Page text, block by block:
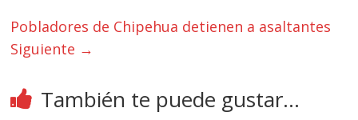
Pobladores de Chipehua detienen a asaltantes
Siguiente →
También te puede gustar...